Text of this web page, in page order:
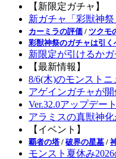
【新限定ガチャ】
新ガチャ「彩獣神祭
カーミラの評価 / ツクモ
彩獣神祭のガチャは引く
新限定が引けるか
【最新情報】
8/6(木)のモンスト
アゲインガチャが開
Ver.32.0アップデー
アラミスの真獣神化
【イベント】
覇者の塔 / 破界の星墓 /
モンスト夏休み